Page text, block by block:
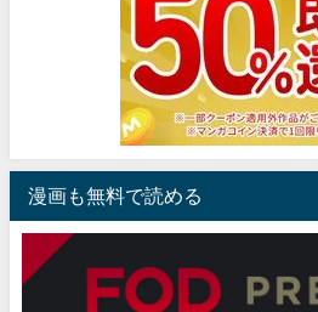
漫画も無料で読める